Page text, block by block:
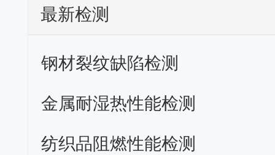
最新检测
钢材裂纹缺陷检测
金属耐湿热性能检测
纺织品阻燃性能检测